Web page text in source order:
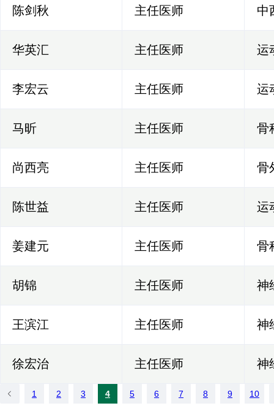
陈剑秋 主任医师 中
华英汇 主任医师 运
李宏云 主任医师 运
马昕 主任医师 骨
尚西亮 主任医师 骨
陈世益 主任医师 运
姜建元 主任医师 骨
胡锦 主任医师 神
王滨江 主任医师 神
徐宏治 主任医师 神
1 2 3 4 5 6 7 8 9 10